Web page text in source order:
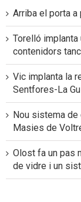
Arriba el porta
Torelló implanta
contenidors
Vic implanta la
Sentfores-La
Nou sistema de
Masies de
Olost fa un pas
de vidre i un